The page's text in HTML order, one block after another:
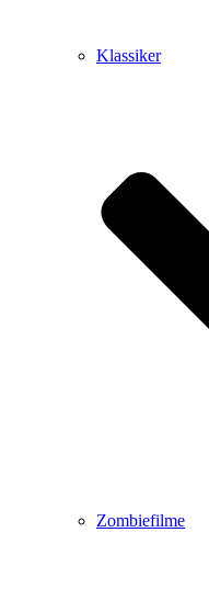
Klassiker
Zombiefilme